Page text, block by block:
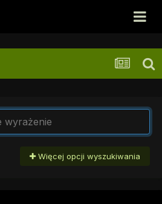
Więcej opcji wyszukiwania